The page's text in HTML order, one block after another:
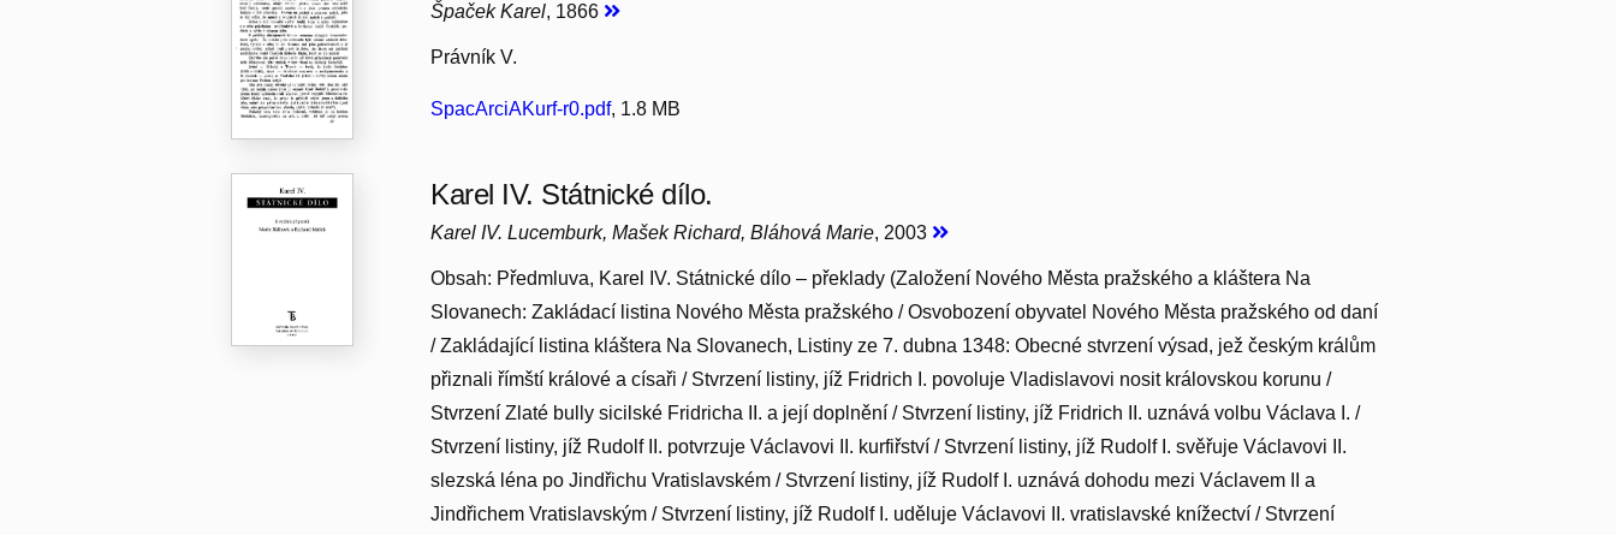
Špaček Karel, 1866
Právník V.
SpacArciAKurf-r0.pdf, 1.8 MB
Karel IV. Státnické dílo.
Karel IV. Lucemburk, Mašek Richard, Bláhová Marie, 2003
Obsah: Předmluva, Karel IV. Státnické dílo – překlady (Založení Nového Města pražského a kláštera Na
Slovanech: Zakládací listina Nového Města pražského / Osvobození obyvatel Nového Města pražského od daní
/ Zakládající listina kláštera Na Slovanech, Listiny ze 7. dubna 1348: Obecné stvrzení výsad, jež českým králům
přiznali římští králové a císaři / Stvrzení listiny, jíž Fridrich I. povoluje Vladislavovi nosit královskou korunu /
Stvrzení Zlaté bully sicilské Fridricha II. a její doplnění / Stvrzení listiny, jíž Fridrich II. uznává volbu Václava I. /
Stvrzení listiny, jíž Rudolf II. potvrzuje Václavovi II. kurfiřství / Stvrzení listiny, jíž Rudolf I. svěřuje Václavovi II.
slezská léna po Jindřichu Vratislavském / Stvrzení listiny, jíž Rudolf I. uznává dohodu mezi Václavem II a
Jindřichem Vratislavským / Stvrzení listiny, jíž Rudolf I. uděluje Václavovi II. vratislavské knížectví / Stvrzení